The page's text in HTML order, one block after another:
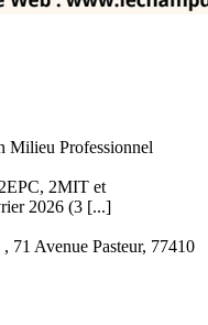
Milieu Professionnel
2MIT et
2026 (3 [...]
71 Avenue Pasteur, 77410